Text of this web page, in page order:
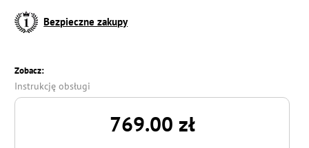
Bezpieczne zakupy
Zobacz:
Instrukcję obsługi
769.00 zł